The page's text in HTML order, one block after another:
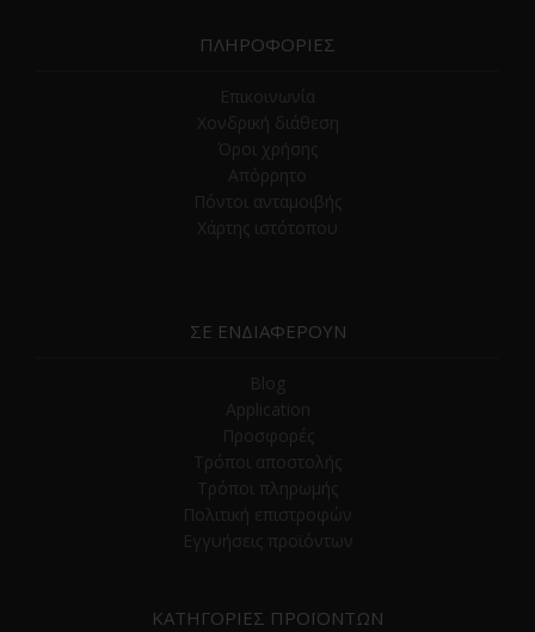
ΠΛΗΡΟΦΟΡΙΕΣ
Επικοινωνία
Χονδρική διάθεση
Όροι χρήσης
Απόρρητο
Πόντοι ανταμοιβής
Χάρτης ιστότοπου
ΣΕ ΕΝΔΙΑΦΕΡΟΥΝ
Blog
Application
Προσφορές
Τρόποι αποστολής
Τρόποι πληρωμής
Πολιτική επιστροφών
Εγγυήσεις προϊόντων
ΚΑΤΗΓΟΡΙΕΣ ΠΡΟΪΟΝΤΩΝ